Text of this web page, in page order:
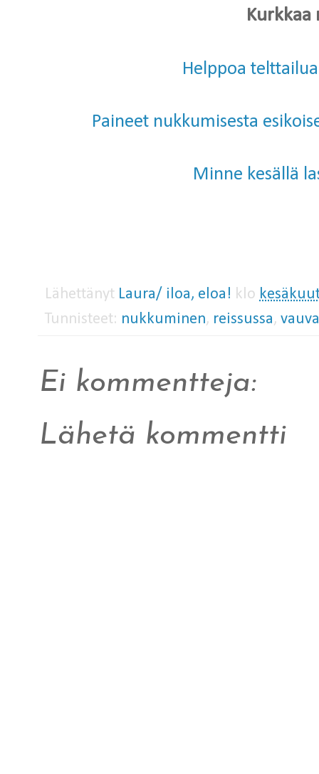
Kurkkaa
Helppoa
Paineet nukkumisesta
Minne kesällä
Lähettänyt Laura/ iloa, eloa! klo
Tunnisteet: nukkuminen, reissussa,
Ei kommentteja:
Lähetä kommentti